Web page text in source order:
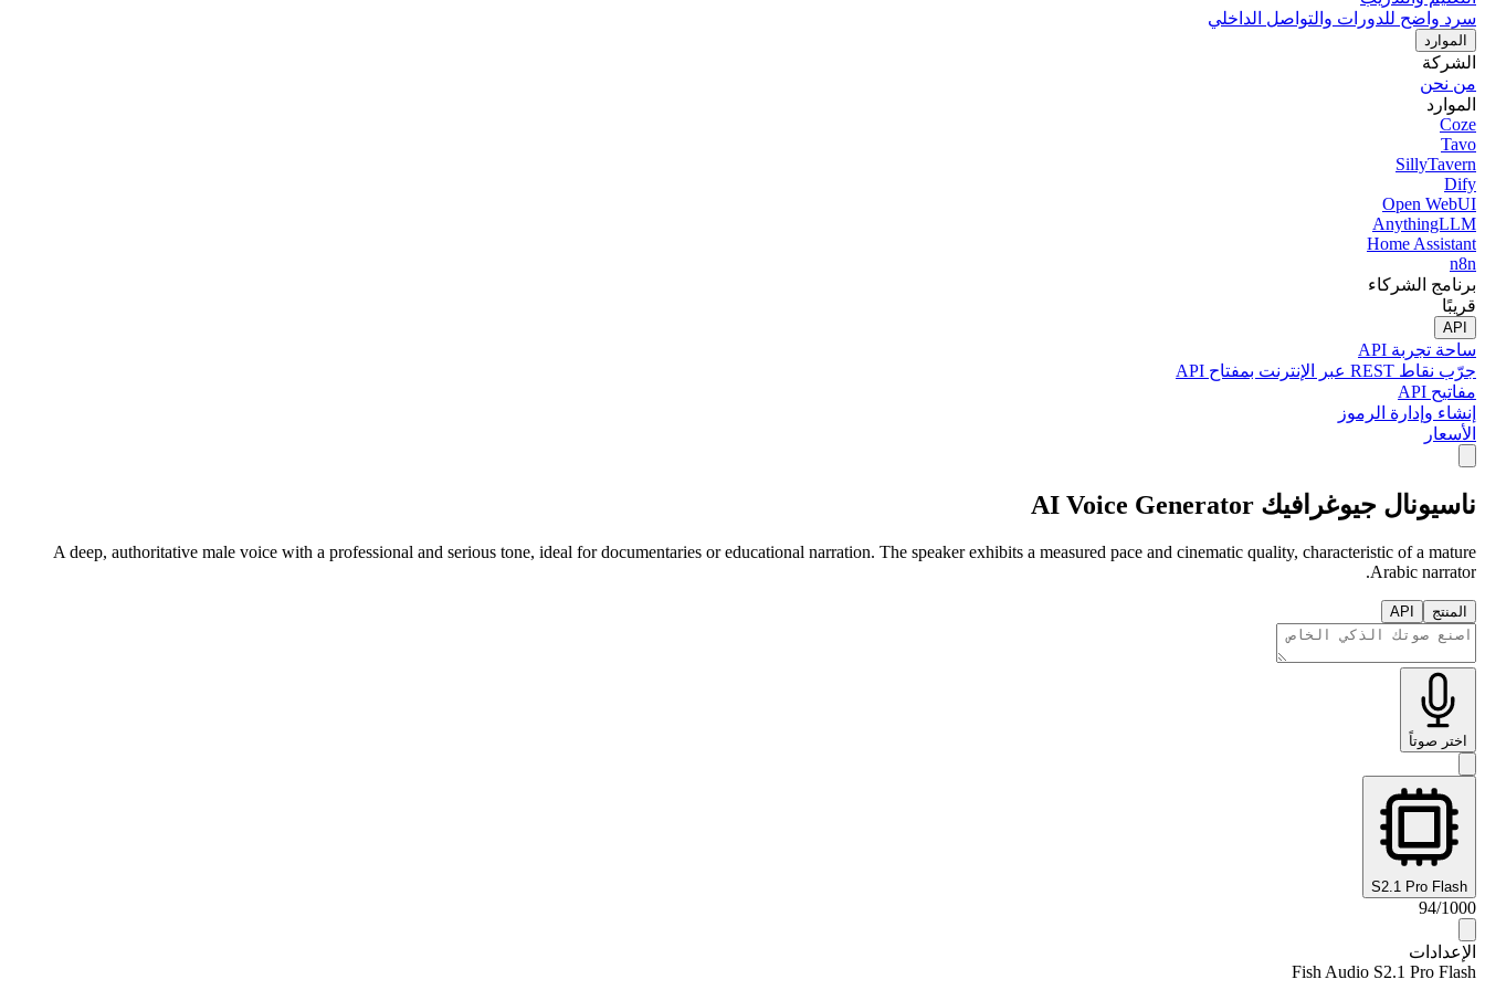
سرد واضح للدورات والتواصل الداخلي
الموارد
الشركة
من نحن
الموارد
Coze
Tavo
SillyTavern
Dify
Open WebUI
AnythingLLM
Home Assistant
n8n
برنامج الشركاء
قريبًا
API
ساحة تجربة API
جرّب نقاط REST عبر الإنترنت بمفتاح API
مفاتيح API
إنشاء وإدارة الرموز
الأسعار
ناسيونال جيوغرافيك AI Voice Generator
A deep, authoritative male voice with a professional and serious tone, ideal for documentaries or educational narration. The speaker exhibits a measured pace and cinematic quality, characteristic of a mature
Arabic narrator.
المنتج API
اختر صوتاً
S2.1 Pro Flash
94/1000
الإعدادات
Fish Audio S2.1 Pro Flash